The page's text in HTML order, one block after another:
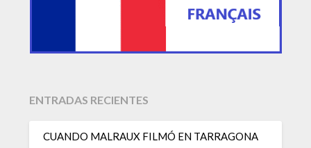
ENTRADAS RECIENTES
CUANDO MALRAUX FILMÓ EN TARRAGONA